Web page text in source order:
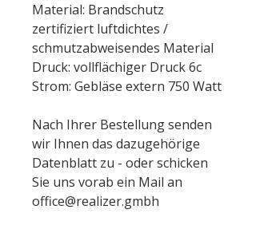
Material: Brandschutz
zertifiziert luftdichtes /
schmutzabweisendes Material
Druck: vollflächiger Druck 6c
Strom: Gebläse extern 750 Watt
Nach Ihrer Bestellung senden
wir Ihnen das dazugehörige
Datenblatt zu - oder schicken
Sie uns vorab ein Mail an
office@realizer.gmbh